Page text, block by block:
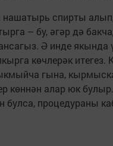
нашатырь спирты
– бу, әгәр дә
Ә инде якында
көчлерәк итегез.
гына,
көннән алар юк
булса, процедураны